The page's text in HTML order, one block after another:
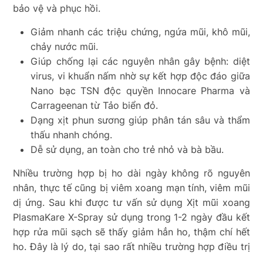
bảo vệ và phục hồi.
Giảm nhanh các triệu chứng, ngứa mũi, khô mũi,
chảy nước mũi.
Giúp chống lại các nguyên nhân gây bệnh: diệt
virus, vi khuẩn nấm nhờ sự kết hợp độc đáo giữa
Nano bạc TSN độc quyền Innocare Pharma và
Carrageenan từ Tảo biển đỏ.
Dạng xịt phun sương giúp phân tán sâu và thẩm
thấu nhanh chóng.
Dễ sử dụng, an toàn cho trẻ nhỏ và bà bầu.
Nhiều trường hợp bị ho dài ngày không rõ nguyên
nhân, thực tế cũng bị viêm xoang mạn tính, viêm mũi
dị ứng. Sau khi được tư vấn sử dụng Xịt mũi xoang
PlasmaKare X-Spray sử dụng trong 1-2 ngày đầu kết
hợp rửa mũi sạch sẽ thấy giảm hẳn ho, thậm chí hết
ho. Đây là lý do, tại sao rất nhiều trường hợp điều trị